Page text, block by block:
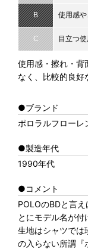
B 使用感
C 目立つ
使用感・擦れ・背
なく、比較的良好
●ブランド
ポロラルフローレ
●製造年代
1990年代
●コメント
POLOのBDと言
とにモデル名が付
生地はシャツでは
の入らない所謂『